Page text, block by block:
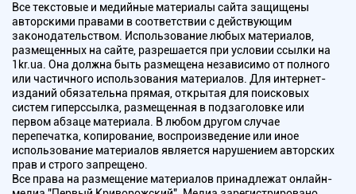
Все текстовые и медийные материалы сайта защищены
авторскими правами в соответствии с действующим
законодательством. Использование любых материалов,
размещенных на сайте, разрешается при условии ссылки на
1kr.ua. Она должна быть размещена независимо от полного
или частичного использования материалов. Для интернет-
изданий обязательна прямая, открытая для поисковых
систем гиперссылка, размещенная в подзаголовке или
первом абзаце материала. В любом другом случае
перепечатка, копирование, воспроизведение или иное
использование материалов является нарушением авторских
прав и строго запрещено.
Все права на размещение материалов принадлежат онлайн-